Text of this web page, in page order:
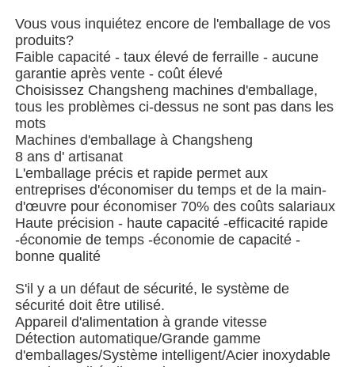
À la maison
Produits
Vidéos
Vous vous inquiétez encore de l'emballage de vos
produits?
Faible capacité - taux élevé de ferraille - aucune
garantie après vente - coût élevé
Choisissez Changsheng machines d'emballage,
tous les problèmes ci-dessus ne sont pas dans les
mots
Machines d'emballage à Changsheng
8 ans d' artisanat
L'emballage précis et rapide permet aux
entreprises d'économiser du temps et de la main-
d'œuvre pour économiser 70% des coûts salariaux
Haute précision - haute capacité -efficacité rapide
-économie de temps -économie de capacité -
bonne qualité
S'il y a un défaut de sécurité, le système de
sécurité doit être utilisé.
Appareil d'alimentation à grande vitesse
Détection automatique/Grande gamme
d'emballages/Système intelligent/Acier inoxydable